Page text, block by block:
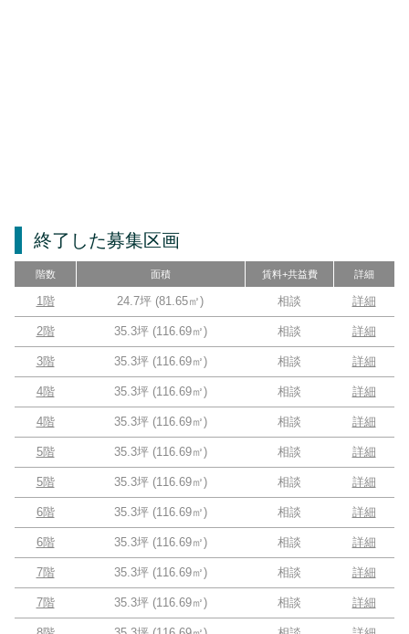
終了した募集区画
階数 面積 賃料+共益費 詳細
1階 24.7坪 (81.65㎡) 相談 詳細
2階 35.3坪 (116.69㎡) 相談 詳細
3階 35.3坪 (116.69㎡) 相談 詳細
4階 35.3坪 (116.69㎡) 相談 詳細
4階 35.3坪 (116.69㎡) 相談 詳細
5階 35.3坪 (116.69㎡) 相談 詳細
5階 35.3坪 (116.69㎡) 相談 詳細
6階 35.3坪 (116.69㎡) 相談 詳細
6階 35.3坪 (116.69㎡) 相談 詳細
7階 35.3坪 (116.69㎡) 相談 詳細
7階 35.3坪 (116.69㎡) 相談 詳細